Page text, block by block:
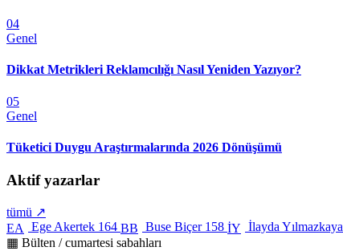
04
Genel
Dikkat Metrikleri Reklamcılığı Nasıl Yeniden Yazıyor?
05
Genel
Tüketici Duygu Araştırmalarında 2026 Dönüşümü
Aktif yazarlar
tümü ↗
EA
Ege Akertek 164 BB Buse Biçer 158 İY İlayda Yılmazkaya
▦ Bülten / cumartesi sabahları